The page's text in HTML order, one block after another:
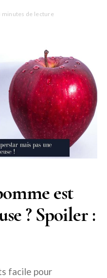
minutes de lecture
est
? Spoiler :
facile pour